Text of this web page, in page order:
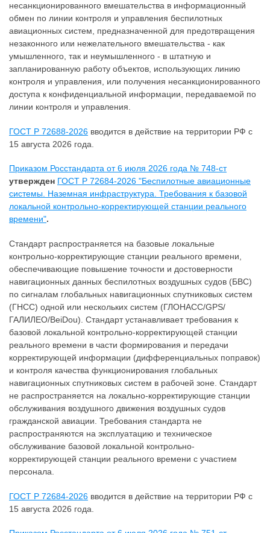
несанкционированного вмешательства в информационный
обмен по линии контроля и управления беспилотных
авиационных систем, предназначенной для предотвращения
незаконного или нежелательного вмешательства - как
умышленного, так и неумышленного - в штатную и
запланированную работу объектов, использующих линию
контроля и управления, или получения несанкционированного
доступа к конфиденциальной информации, передаваемой по
линии контроля и управления.
ГОСТ Р 72688-2026 вводится в действие на территории РФ с
15 августа 2026 года.
Приказом Росстандарта от 6 июля 2026 года № 748-ст
утвержден ГОСТ Р 72684-2026 "Беспилотные авиационные
системы. Наземная инфраструктура. Требования к базовой
локальной контрольно-корректирующей станции реального
времени".
Стандарт распространяется на базовые локальные
контрольно-корректирующие станции реального времени,
обеспечивающие повышение точности и достоверности
навигационных данных беспилотных воздушных судов (БВС)
по сигналам глобальных навигационных спутниковых систем
(ГНСС) одной или нескольких систем (ГЛOHACC/GPS/
ГАЛИЛЕО/BeiDou). Стандарт устанавливает требования к
базовой локальной контрольно-корректирующей станции
реального времени в части формирования и передачи
корректирующей информации (дифференциальных поправок)
и контроля качества функционирования глобальных
навигационных спутниковых систем в рабочей зоне. Стандарт
не распространяется на локально-корректирующие станции
обслуживания воздушного движения воздушных судов
гражданской авиации. Требования стандарта не
распространяются на эксплуатацию и техническое
обслуживание базовой локальной контрольно-
корректирующей станции реального времени с участием
персонала.
ГОСТ Р 72684-2026 вводится в действие на территории РФ с
15 августа 2026 года.